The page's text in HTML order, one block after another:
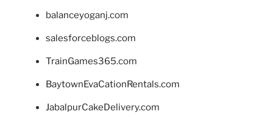
balanceyoganj.com
salesforceblogs.com
TrainGames365.com
BaytownEvaCationRentals.com
JabalpurCakeDelivery.com